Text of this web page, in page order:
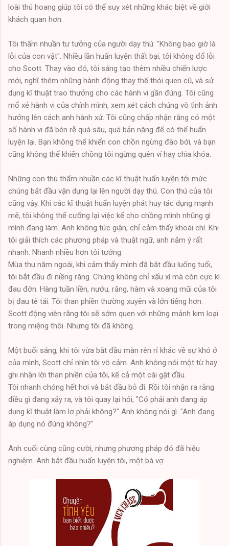
loài thú hoang giúp tôi có thể suy xét những khác biệt về giới
khách quan hơn.
Tôi thấm nhuần tư tưởng của người dạy thú: "Không bao giờ là
lỗi của con vật". Nhiều lần huấn luyện thất bại, tôi không đổ lỗi
cho Scott. Thay vào đó, tôi sáng tạo thêm nhiều chiến lược
mới, nghĩ thêm những hành động thay thế thói quen cũ, và sử
dụng kĩ thuật trao thưởng cho các hành vi gần đúng. Tôi cũng
mổ xẻ hành vi của chính mình, xem xét cách chúng vô tình ảnh
hưởng lên cách anh hành xử. Tôi cũng chấp nhận rằng có một
số hành vi đã bén rễ quá sâu, quá bản năng để có thể huấn
luyện lại. Bạn không thể khiến con chồn ngừng đào bới, và bạn
cũng không thể khiến chồng tôi ngừng quên ví hay chìa khóa.
Những con thú thấm nhuần các kĩ thuật huấn luyện tới mức
chúng bắt đầu vận dụng lại lên người dạy thú. Con thú của tôi
cũng vậy. Khi các kĩ thuật huấn luyện phát huy tác dụng mạnh
mẽ, tôi không thể cưỡng lại việc kể cho chồng mình nhũng gì
mình đang làm. Anh không tức giận, chỉ cảm thấy khoái chí. Khi
tôi giải thích các phương pháp và thuật ngữ, anh nắm ý rất
nhanh. Nhanh nhiều hơn tôi tưởng.
Mùa thu năm ngoái, khi cảm thấy mình đã bắt đầu luống tuổi,
tôi bắt đầu đi niềng răng. Chúng không chỉ xấu xí mà còn cực kì
đau đớn. Hàng tuần liền, nướu, răng, hàm và xoang mũi của tôi
bị đau tê tái. Tôi than phiền thường xuyên và lớn tiếng hơn.
Scott động viên rằng tôi sẽ sớm quen với những mảnh kim loại
trong miệng thôi. Nhưng tôi đã không.
Một buổi sáng, khi tôi vừa bắt đầu màn rên rỉ khác về sự khó ở
của mình, Scott chỉ nhìn tôi vô cảm. Anh không nói một từ hay
ghi nhận lời than phiền của tôi, kể cả một cái gật đầu.
Tôi nhanh chóng hết hơi và bắt đầu bỏ đi. Rồi tôi nhận ra rằng
điều gì đang xảy ra, và tôi quay lại hỏi, "Có phải anh đang áp
dụng kĩ thuật làm lơ phải không?" Anh không nói gì. "Anh đang
áp dụng nó đúng không?"
Anh cuối cùng cũng cười, nhưng phương pháp đó đã hiệu
nghiệm. Anh bắt đầu huấn luyện tôi, một bà vợ.